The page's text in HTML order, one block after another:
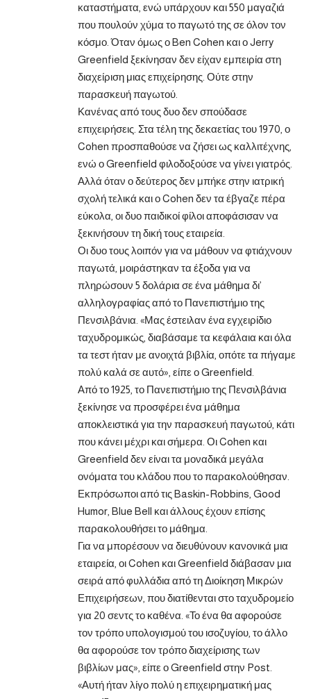
καταστήματα, ενώ υπάρχουν και 550 μαγαζιά
που πουλούν χύμα το παγωτό της σε όλον τον
κόσμο. Όταν όμως ο Ben Cohen και ο Jerry
Greenfield ξεκίνησαν δεν είχαν εμπειρία στη
διαχείριση μιας επιχείρησης. Ούτε στην
παρασκευή παγωτού.
Κανένας από τους δυο δεν σπούδασε
επιχειρήσεις. Στα τέλη της δεκαετίας του 1970, ο
Cohen προσπαθούσε να ζήσει ως καλλιτέχνης,
ενώ ο Greenfield φιλοδοξούσε να γίνει γιατρός.
Αλλά όταν ο δεύτερος δεν μπήκε στην ιατρική
σχολή τελικά και ο Cohen δεν τα έβγαζε πέρα
εύκολα, οι δυο παιδικοί φίλοι αποφάσισαν να
ξεκινήσουν τη δική τους εταιρεία.
Οι δυο τους λοιπόν για να μάθουν να φτιάχνουν
παγωτά, μοιράστηκαν τα έξοδα για να
πληρώσουν 5 δολάρια σε ένα μάθημα δι’
αλληλογραφίας από το Πανεπιστήμιο της
Πενσιλβάνια. «Μας έστειλαν ένα εγχειρίδιο
ταχυδρομικώς, διαβάσαμε τα κεφάλαια και όλα
τα τεστ ήταν με ανοιχτά βιβλία, οπότε τα πήγαμε
πολύ καλά σε αυτό», είπε ο Greenfield.
Από το 1925, το Πανεπιστήμιο της Πενσιλβάνια
ξεκίνησε να προσφέρει ένα μάθημα
αποκλειστικά για την παρασκευή παγωτού, κάτι
που κάνει μέχρι και σήμερα. Οι Cohen και
Greenfield δεν είναι τα μοναδικά μεγάλα
ονόματα του κλάδου που το παρακολούθησαν.
Εκπρόσωποι από τις Baskin-Robbins, Good
Humor, Blue Bell και άλλους έχουν επίσης
παρακολουθήσει το μάθημα.
Για να μπορέσουν να διευθύνουν κανονικά μια
εταιρεία, οι Cohen και Greenfield διάβασαν μια
σειρά από φυλλάδια από τη Διοίκηση Μικρών
Επιχειρήσεων, που διατίθενται στο ταχυδρομείο
για 20 σεντς το καθένα. «Το ένα θα αφορούσε
τον τρόπο υπολογισμού του ισοζυγίου, το άλλο
θα αφορούσε τον τρόπο διαχείρισης των
βιβλίων μας», είπε ο Greenfield στην Post.
«Αυτή ήταν λίγο πολύ η επιχειρηματική μας